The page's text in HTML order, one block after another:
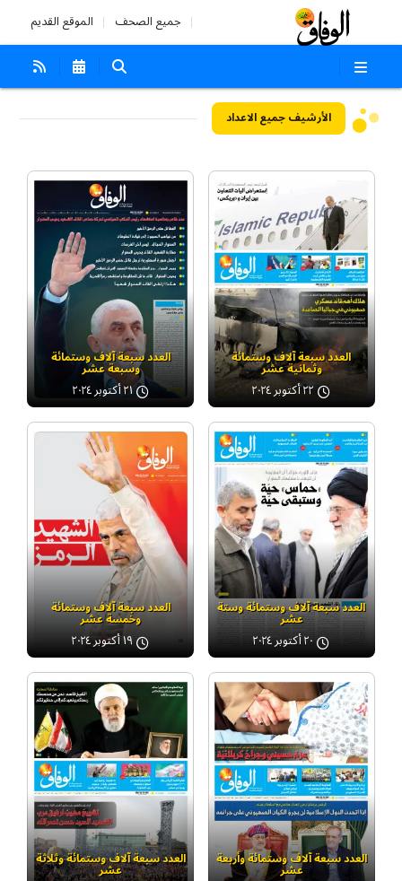
جميع الصحف الموقع القديم
الأرشيفجميع الاعداد
العدد سبعة آلاف وستمائة
وثمانية عشر
٢٢ أكتوبر ٢٠٢٤
العدد سبعة آلاف وستمائة
وسبعة عشر
٢١ أكتوبر ٢٠٢٤
العدد سبعة آلاف وستمائة وستة
عشر
٢٠ أكتوبر ٢٠٢٤
العدد سبعة آلاف وستمائة
وخمسة عشر
١٩ أكتوبر ٢٠٢٤
العدد سبعة آلاف وستمائة وأربعة
عشر
العدد سبعة آلاف وستمائة وثلاثة
عشر